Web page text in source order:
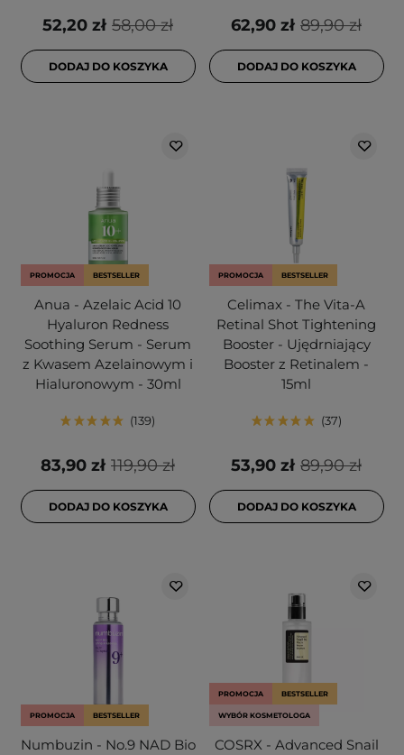
58,00 zł
52,20 zł
DODAJ DO KOSZYKA
89,90 zł
62,90 zł
DODAJ DO KOSZYKA
PROMOCJA BESTSELLER
Anua - Azelaic Acid 10
Hyaluron Redness
Soothing Serum - Serum
z Kwasem Azelainowym i
Hialuronowym - 30ml
139
119,90 zł
83,90 zł
DODAJ DO KOSZYKA
PROMOCJA BESTSELLER
Celimax - The Vita-A
Retinal Shot Tightening
Booster - Ujędrniający
Booster z Retinalem -
15ml
37
89,90 zł
53,90 zł
DODAJ DO KOSZYKA
PROMOCJA BESTSELLER
Numbuzin - No.9 NAD Bio
PROMOCJA BESTSELLER
WYBÓR KOSMETOLOGA
COSRX - Advanced Snail